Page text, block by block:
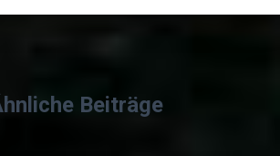
Beiträge